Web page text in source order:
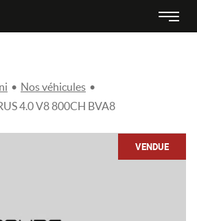
Passer
au
Menu
principal
Menu
• Nos véhicules •
4.0 V8 800CH BVA8
VENDUE